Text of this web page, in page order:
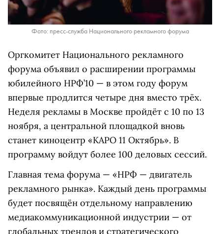
Фото: пресс-служба Национального рекламного форума
Оргкомитет Национального рекламного
форума объявил о расширении программы
юбилейного НРФ’10 — в этом году форум
впервые продлится четыре дня вместо трёх.
Неделя рекламы в Москве пройдёт с 10 по 13
ноября, а центральной площадкой вновь
станет киноцентр «КАРО 11 Октябрь». В
программу войдут более 100 деловых сессий.
Главная тема форума — «НРФ — двигатель
рекламного рынка». Каждый день программы
будет посвящён отдельному направлению
медиакоммуникационной индустрии — от
глобальных трендов и стратегического